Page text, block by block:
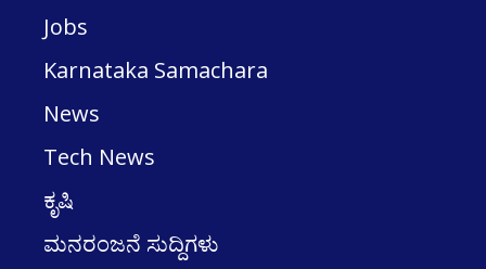
Jobs
Karnataka Samachara
News
Tech News
ಕೃಷಿ
ಮನರಂಜನೆ ಸುದ್ದಿಗಳು